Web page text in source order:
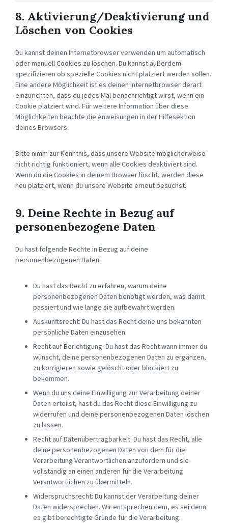
8. Aktivierung/Deaktivierung und
Löschen von Cookies
Du kannst deinen Internetbrowser verwenden um automatisch
oder manuell Cookies zu löschen. Du kannst außerdem
spezifizieren ob spezielle Cookies nicht platziert werden sollen.
Eine andere Möglichkeit ist es deinen Internetbrowser derart
einzurichten, dass du jedes Mal benachrichtigt wirst, wenn ein
Cookie platziert wird. Für weitere Information über diese
Möglichkeiten beachte die Anweisungen in der Hilfesektion
deines Browsers.
Bitte nimm zur Kenntnis, dass unsere Website möglicherweise
nicht richtig funktioniert, wenn alle Cookies deaktiviert sind.
Wenn du die Cookies in deinem Browser löscht, werden diese
neu platziert, wenn du unsere Website erneut besuchst.
9. Deine Rechte in Bezug auf
personenbezogene Daten
Du hast folgende Rechte in Bezug auf deine
personenbezogenen Daten:
Du hast das Recht zu erfahren, warum deine
personenbezogenen Daten benötigt werden, was damit
passiert und wie lange sie aufbewahrt werden.
Auskunftsrecht: Du hast das Recht deine uns bekannten
persönliche Daten einzusehen.
Recht auf Berichtigung: Du hast das Recht wann immer du
wünscht, deine personenbezogenen Daten zu ergänzen,
zu korrigieren sowie gelöscht oder blockiert zu
bekommen.
Wenn du uns deine Einwilligung zur Verarbeitung deiner
Daten erteilst, hast du das Recht diese Einwilligung zu
widerrufen und deine personenbezogenen Daten löschen
zu lassen.
Recht auf Datenübertragbarkeit: Du hast das Recht, alle
deine personenbezogenen Daten von dem für die
Verarbeitung Verantwortlichen anzufordern und sie
vollständig an einen anderen für die Verarbeitung
Verantwortlichen zu übermitteln.
Widerspruchsrecht: Du kannst der Verarbeitung deiner
Daten widersprechen. Wir entsprechen dem, es sei denn
es gibt berechtigte Gründe für die Verarbeitung.